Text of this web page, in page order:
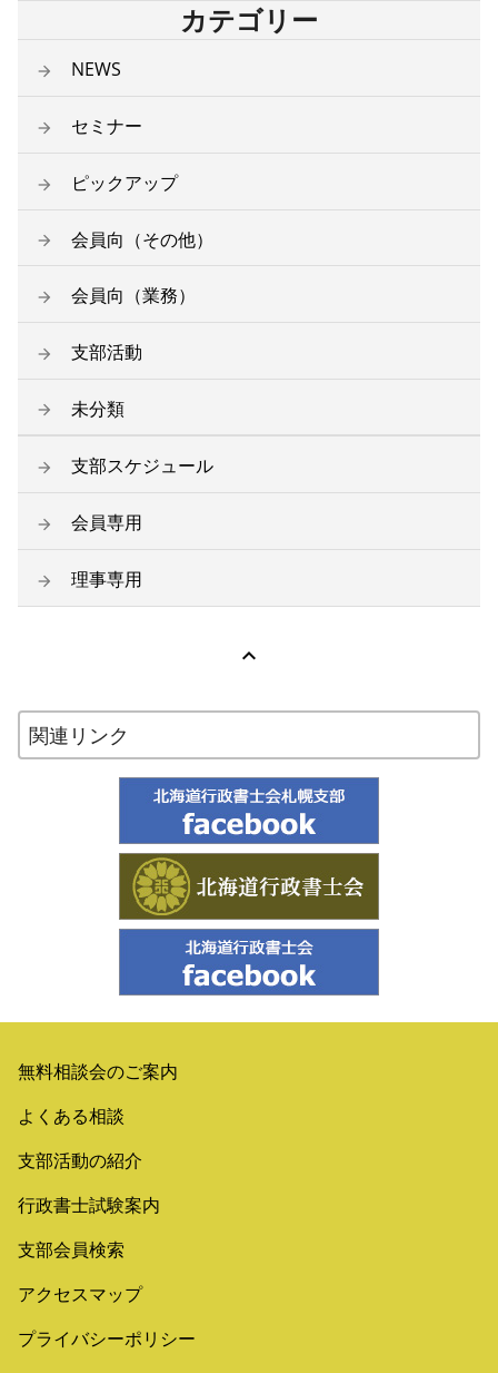
カテゴリー
NEWS
セミナー
ピックアップ
会員向（その他）
会員向（業務）
支部活動
未分類
支部スケジュール
会員専用
理事専用

関連リンク
無料相談会のご案内
よくある相談
支部活動の紹介
行政書士試験案内
支部会員検索
アクセスマップ
プライバシーポリシー